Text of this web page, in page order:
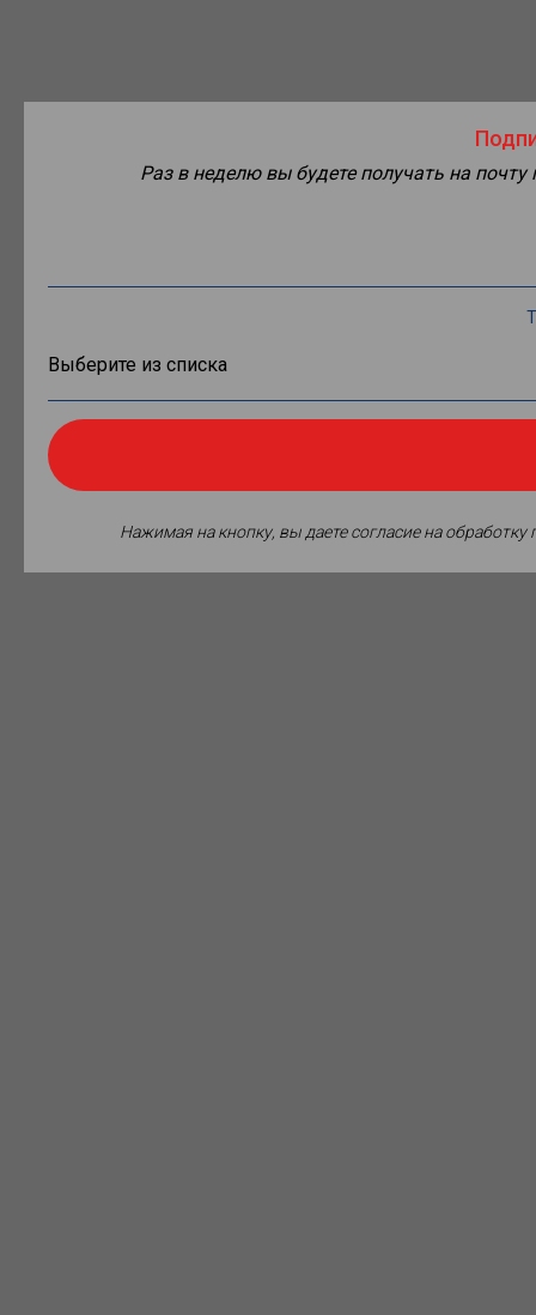
Раз в неделю вы будете получать на
Нажимая на кнопку, вы даете согласие на